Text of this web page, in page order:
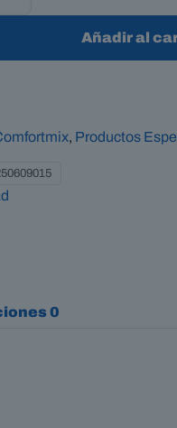
Añadir al
, Productos
0